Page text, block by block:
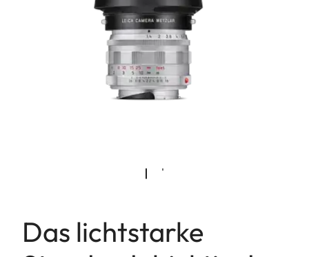
Das lichtstarke